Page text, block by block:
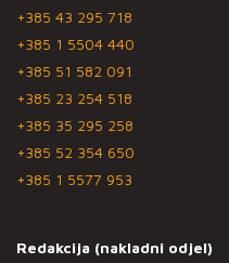
+385 43 295 718
+385 1 5504 440
+385 51 582 091
+385 23 254 518
+385 35 295 258
+385 52 354 650
+385 1 5577 953
Redakcija (nakladni odjel)